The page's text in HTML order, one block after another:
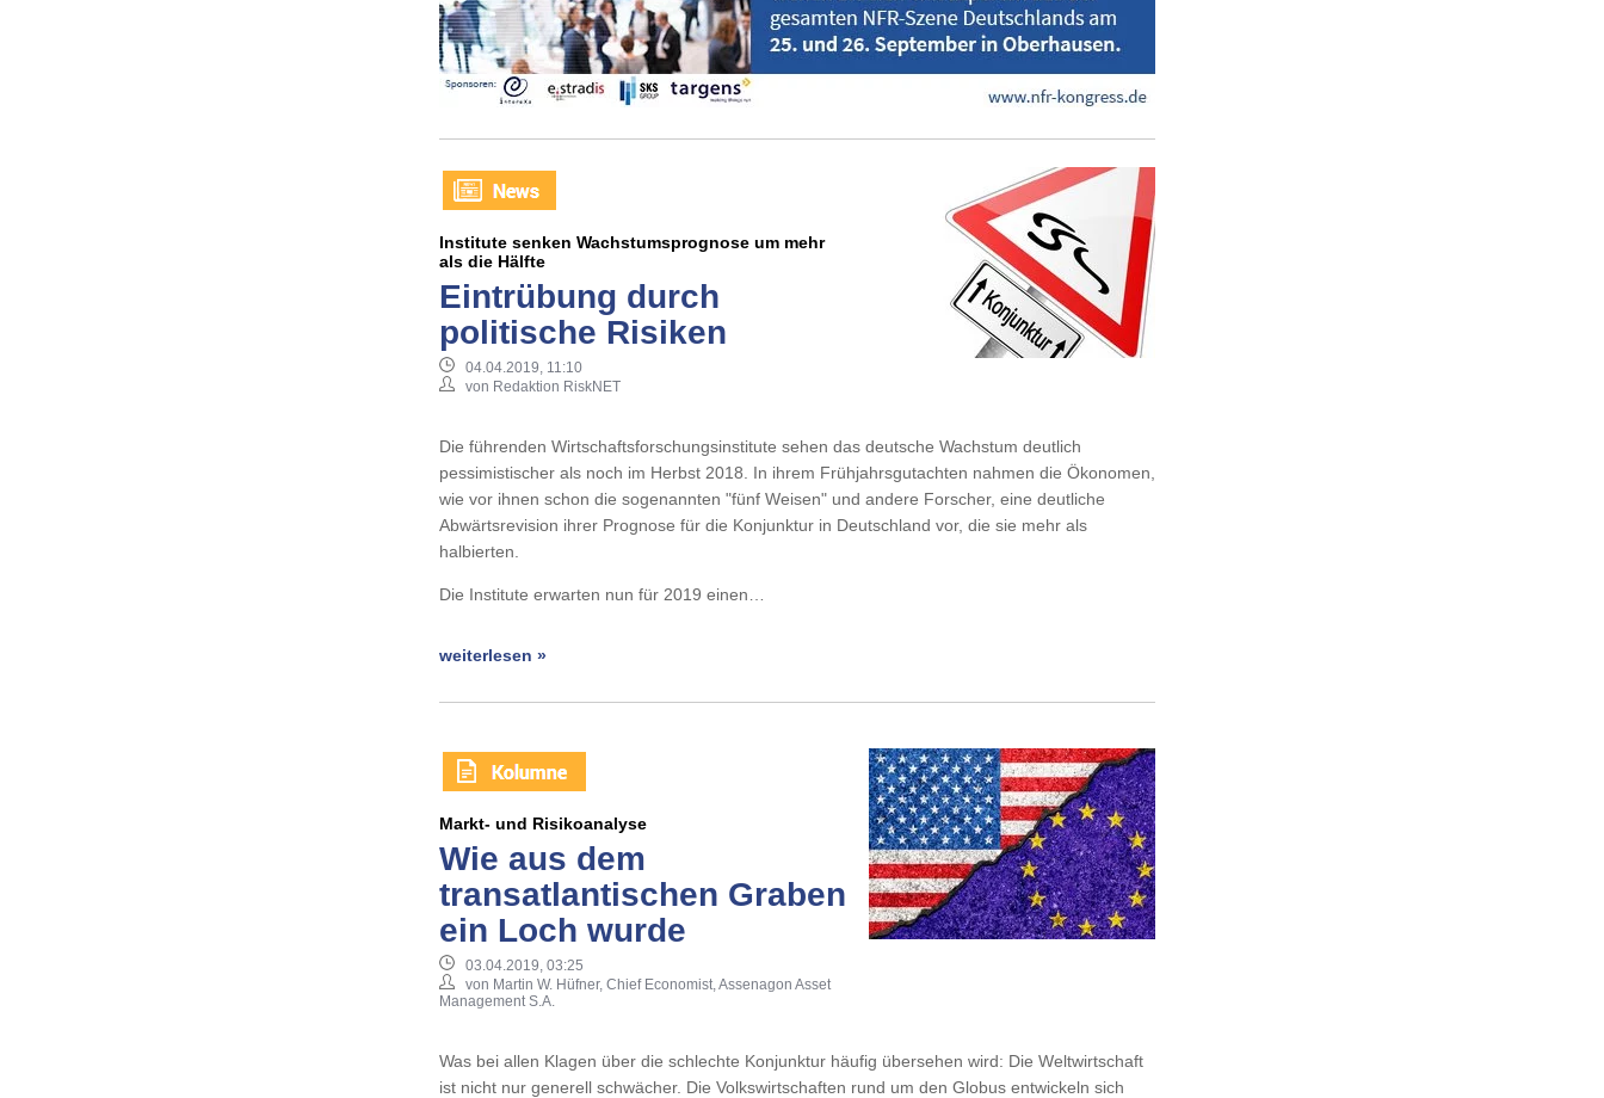
Institute senken Wachstumsprognose um mehr
als die Hälfte
Eintrübung durch
politische Risiken
04.04.2019, 11:10
von Redaktion RiskNET
Die führenden Wirtschaftsforschungsinstitute sehen das deutsche Wachstum deutlich
pessimistischer als noch im Herbst 2018. In ihrem Frühjahrsgutachten nahmen die Ökonomen,
wie vor ihnen schon die sogenannten "fünf Weisen" und andere Forscher, eine deutliche
Abwärtsrevision ihrer Prognose für die Konjunktur in Deutschland vor, die sie mehr als
halbierten.
Die Institute erwarten nun für 2019 einen…
weiterlesen »
Markt- und Risikoanalyse
Wie aus dem
transatlantischen Graben
ein Loch wurde
03.04.2019, 03:25
von Martin W. Hüfner, Chief Economist, Assenagon Asset
Management S.A.
Was bei allen Klagen über die schlechte Konjunktur häufig übersehen wird: Die Weltwirtschaft
ist nicht nur generell schwächer. Die Volkswirtschaften rund um den Globus entwickeln sich